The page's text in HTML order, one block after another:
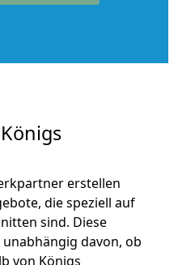
erstellen
die speziell auf
sind. Diese
davon, ob
von Königs